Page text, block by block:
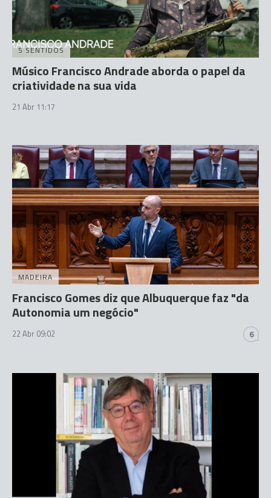
5 SENTIDOS
Músico Francisco Andrade aborda o papel da
criatividade na sua vida
21 Abr 11:17
MADEIRA
Francisco Gomes diz que Albuquerque faz "da
Autonomia um negócio"
22 Abr 09:02 6